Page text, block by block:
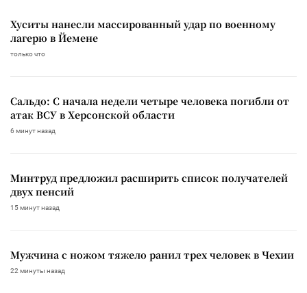
Хуситы нанесли массированный удар по военному
лагерю в Йемене
только что
Сальдо: С начала недели четыре человека погибли от
атак ВСУ в Херсонской области
6 минут назад
Минтруд предложил расширить список получателей
двух пенсий
15 минут назад
Мужчина с ножом тяжело ранил трех человек в Чехии
22 минуты назад